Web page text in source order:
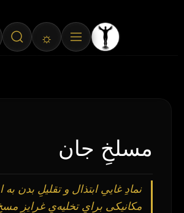
☼
مسلخِ جان
نمادِ غاییِ ابتذال و تقلیلِ بدن به
مکانیکی برایِ تخلیه‌یِ غرایزِ